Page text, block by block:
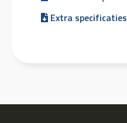
Extra specificaties